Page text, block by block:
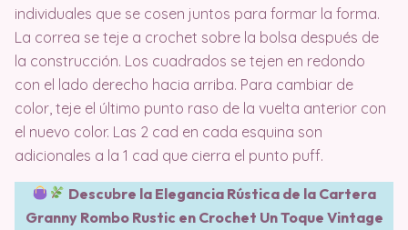
individuales que se cosen juntos para formar la forma.
La correa se teje a crochet sobre la bolsa después de
la construcción. Los cuadrados se tejen en redondo
con el lado derecho hacia arriba. Para cambiar de
color, teje el último punto raso de la vuelta anterior con
el nuevo color. Las 2 cad en cada esquina son
adicionales a la 1 cad que cierra el punto puff.
Descubre la Elegancia Rústica de la Cartera
Granny Rombo Rustic en Crochet Un Toque Vintage